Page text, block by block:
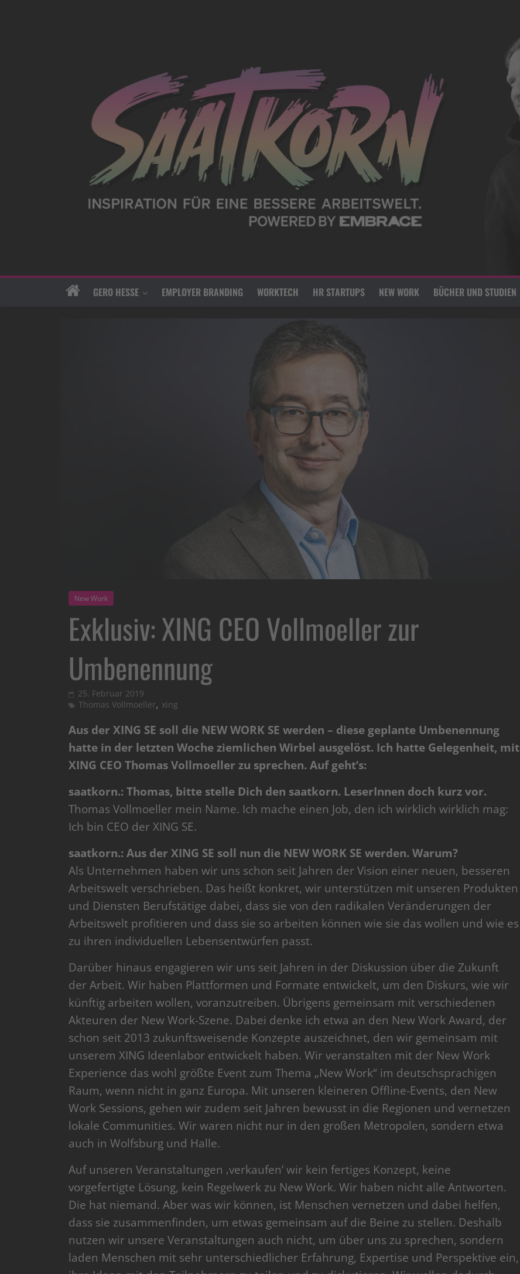
GERO HESSE EMPLOYER BRANDING WORKTECH HR STARTUPS NEW WORK BÜCHER UND STUDIEN
New Work
Exklusiv: XING CEO Vollmoeller zur
Umbenennung
25. Februar 2019
Thomas Vollmoeller, xing
Aus der XING SE soll die NEW WORK SE werden – diese geplante Umbenennung
hatte in der letzten Woche ziemlichen Wirbel ausgelöst. Ich hatte Gelegenheit, mit
XING CEO Thomas Vollmoeller zu sprechen. Auf geht’s:
saatkorn.: Thomas, bitte stelle Dich den saatkorn. LeserInnen doch kurz vor.
Thomas Vollmoeller mein Name. Ich mache einen Job, den ich wirklich wirklich mag:
Ich bin CEO der XING SE.
saatkorn.: Aus der XING SE soll nun die NEW WORK SE werden. Warum?
Als Unternehmen haben wir uns schon seit Jahren der Vision einer neuen, besseren
Arbeitswelt verschrieben. Das heißt konkret, wir unterstützen mit unseren Produkten
und Diensten Berufstätige dabei, dass sie von den radikalen Veränderungen der
Arbeitswelt profitieren und dass sie so arbeiten können wie sie das wollen und wie es
zu ihren individuellen Lebensentwürfen passt.
Darüber hinaus engagieren wir uns seit Jahren in der Diskussion über die Zukunft
der Arbeit. Wir haben Plattformen und Formate entwickelt, um den Diskurs, wie wir
künftig arbeiten wollen, voranzutreiben. Übrigens gemeinsam mit verschiedenen
Akteuren der New Work-Szene. Dabei denke ich etwa an den New Work Award, der
schon seit 2013 zukunftsweisende Konzepte auszeichnet, den wir gemeinsam mit
unserem XING Ideenlabor entwickelt haben. Wir veranstalten mit der New Work
Experience das wohl größte Event zum Thema „New Work“ im deutschsprachigen
Raum, wenn nicht in ganz Europa. Mit unseren kleineren Offline-Events, den New
Work Sessions, gehen wir zudem seit Jahren bewusst in die Regionen und vernetzen
lokale Communities. Wir waren nicht nur in den großen Metropolen, sondern etwa
auch in Wolfsburg und Halle.
Auf unseren Veranstaltungen ‚verkaufen’ wir kein fertiges Konzept, keine
vorgefertigte Lösung, kein Regelwerk zu New Work. Wir haben nicht alle Antworten.
Die hat niemand. Aber was wir können, ist Menschen vernetzen und dabei helfen,
dass sie zusammenfinden, um etwas gemeinsam auf die Beine zu stellen. Deshalb
nutzen wir unsere Veranstaltungen auch nicht, um über uns zu sprechen, sondern
laden Menschen mit sehr unterschiedlicher Erfahrung, Expertise und Perspektive ein,